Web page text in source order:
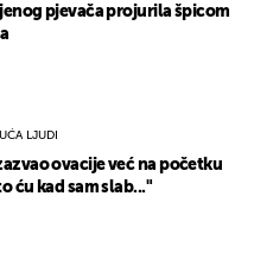
pjevača projurila špicom
LJUDI
ovacije već na početku
ću kad sam slab..."